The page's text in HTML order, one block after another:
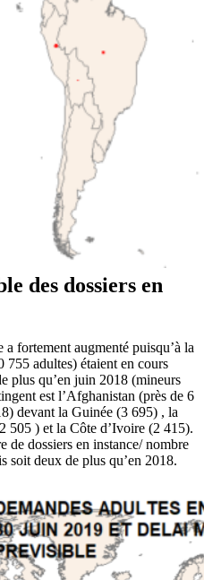
des dossiers en
fortement augmenté puisqu’à la
adultes) étaient en cours
plus qu’en juin 2018 (mineurs
est l’Afghanistan (près de 6
devant la Guinée (3 695) , la
505 ) et la Côte d’Ivoire (2 415).
dossiers en instance/ nombre
soit deux de plus qu’en 2018.